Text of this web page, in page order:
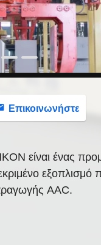
Επικοινωνήστε
είναι ένας
AAC.